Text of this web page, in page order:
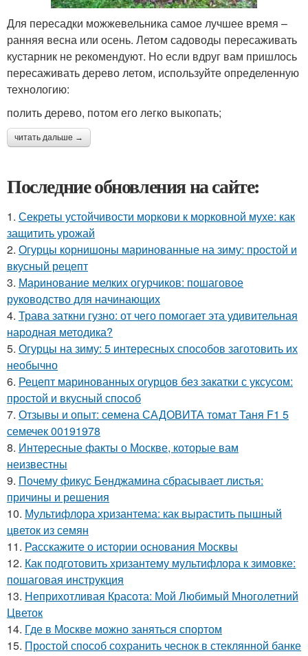
Для пересадки можжевельника самое лучшее время –
ранняя весна или осень. Летом садоводы пересаживать
кустарник не рекомендуют. Но если вдруг вам пришлось
пересаживать дерево летом, используйте определенную
технологию:
полить дерево, потом его легко выкопать;
читать дальше →
Последние обновления на сайте:
1. Секреты устойчивости моркови к морковной мухе: как
защитить урожай
2. Огурцы корнишоны маринованные на зиму: простой и
вкусный рецепт
3. Маринование мелких огурчиков: пошаговое
руководство для начинающих
4. Трава заткни гузно: от чего помогает эта удивительная
народная методика?
5. Огурцы на зиму: 5 интересных способов заготовить их
необычно
6. Рецепт маринованных огурцов без закатки с уксусом:
простой и вкусный способ
7. Отзывы и опыт: семена САДОВИТА томат Таня F1 5
семечек 00191978
8. Интересные факты о Москве, которые вам
неизвестны
9. Почему фикус Бенджамина сбрасывает листья:
причины и решения
10. Мультифлора хризантема: как вырастить пышный
цветок из семян
11. Расскажите о истории основания Москвы
12. Как подготовить хризантему мультифлора к зимовке:
пошаговая инструкция
13. Неприхотливая Красота: Мой Любимый Многолетний
Цветок
14. Где в Москве можно заняться спортом
15. Простой способ сохранить чеснок в стеклянной банке